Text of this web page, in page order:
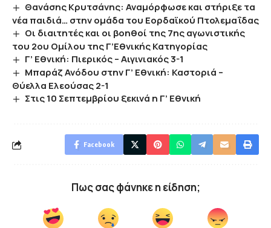
Θανάσης Κρυτσάνης: Αναμόρφωσε και στήριξε τα
νέα παιδιά… στην ομάδα του Εορδαϊκού Πτολεμαΐδας
Οι διαιτητές και οι βοηθοί της 7ης αγωνιστικής
του 2ου Ομίλου της Γ’Εθνικής Κατηγορίας
Γ’ Εθνική: Πιερικός – Αιγινιακός 3-1
Μπαράζ Ανόδου στην Γ’ Εθνική: Καστοριά –
Θύελλα Ελεούσας 2-1
Στις 10 Σεπτεμβρίου ξεκινά η Γ’ Εθνική
Facebook
Πως σας φάνηκε η είδηση;